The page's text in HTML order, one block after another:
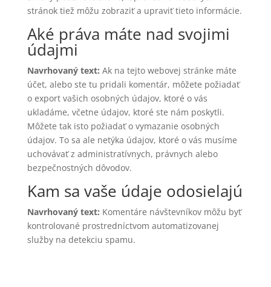
stránok tiež môžu zobraziť a upraviť tieto informácie.
Aké práva máte nad svojimi
údajmi
Navrhovaný text: Ak na tejto webovej stránke máte
účet, alebo ste tu pridali komentár, môžete požiadať
o export vašich osobných údajov, ktoré o vás
ukladáme, včetne údajov, ktoré ste nám poskytli.
Môžete tak isto požiadať o vymazanie osobných
údajov. To sa ale netýka údajov, ktoré o vás musíme
uchovávať z administratívnych, právnych alebo
bezpečnostných dôvodov.
Kam sa vaše údaje odosielajú
Navrhovaný text: Komentáre návštevníkov môžu byť
kontrolované prostredníctvom automatizovanej
služby na detekciu spamu.